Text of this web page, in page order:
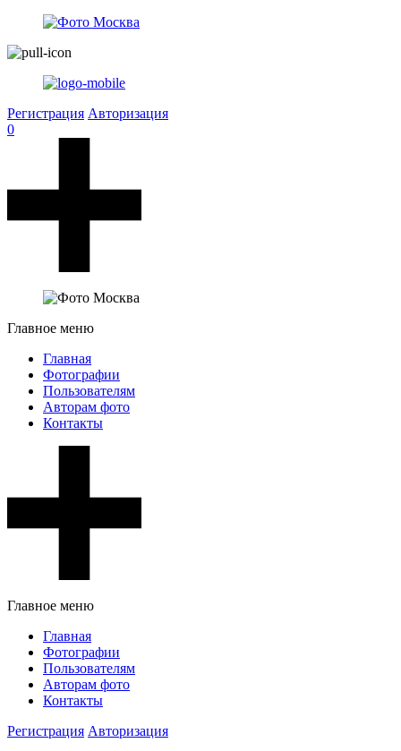
Регистрация Авторизация
0
Главное меню
Главная
Фотографии
Пользователям
Авторам фото
Контакты
Главное меню
Главная
Фотографии
Пользователям
Авторам фото
Контакты
Регистрация Авторизация